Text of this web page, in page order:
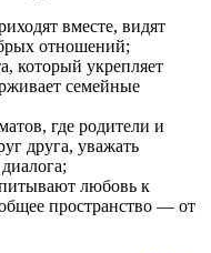
вместе, видят
отношений;
который укрепляет
семейные
где родители и
друга, уважать
любовь к
пространство — от